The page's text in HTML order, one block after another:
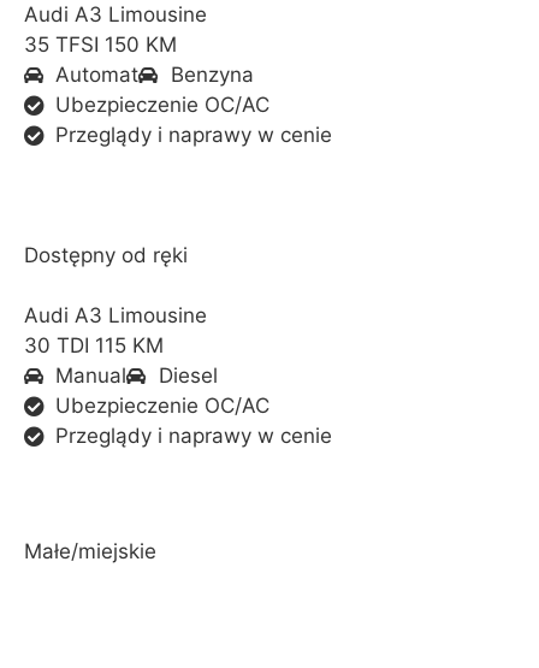
Audi A3 Limousine
35 TFSI 150 KM
Automat
Benzyna
Ubezpieczenie OC/AC
Przeglądy i naprawy w cenie
Dostępny od ręki
Audi A3 Limousine
30 TDI 115 KM
Manual
Diesel
Ubezpieczenie OC/AC
Przeglądy i naprawy w cenie
Małe/miejskie